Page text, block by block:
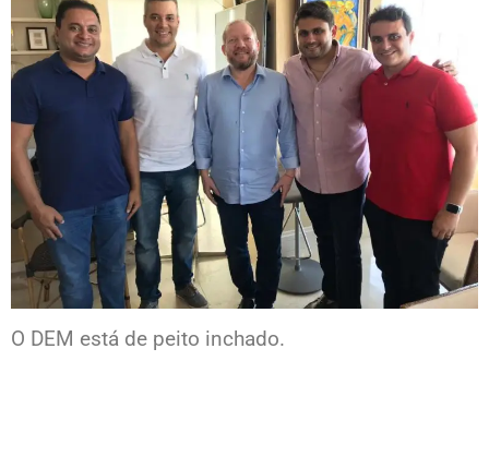
O DEM está de peito inchado.